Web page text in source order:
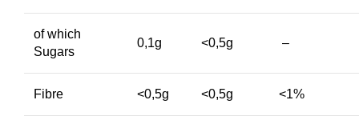
of which
Sugars
0,1g <0,5g –
Fibre <0,5g <0,5g <1%